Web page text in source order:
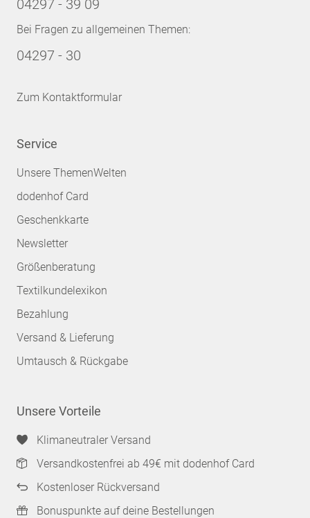
04297 - 39 09
Bei Fragen zu allgemeinen Themen:
04297 - 30
Zum Kontaktformular
Service
Unsere ThemenWelten
dodenhof Card
Geschenkkarte
Newsletter
Größenberatung
Textilkundelexikon
Bezahlung
Versand & Lieferung
Umtausch & Rückgabe
Unsere Vorteile
Klimaneutraler Versand
Versandkostenfrei ab 49€ mit dodenhof Card
Kostenloser Rückversand
Bonuspunkte auf deine Bestellungen